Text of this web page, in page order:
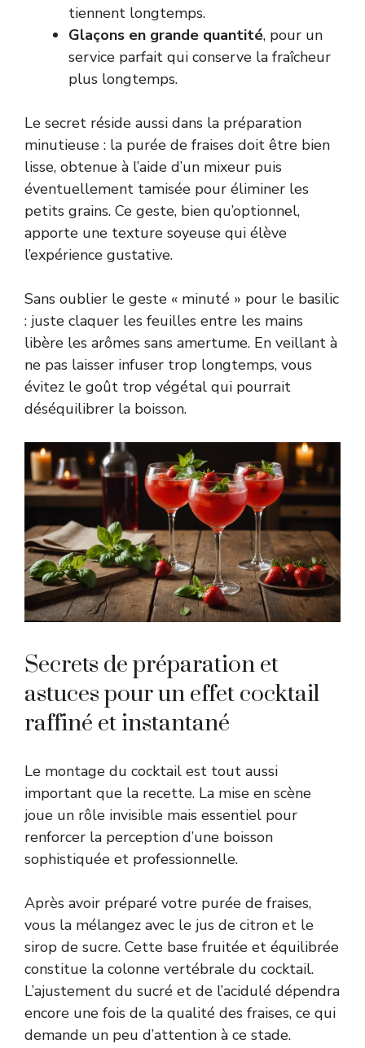
tiennent longtemps.
Glaçons en grande quantité, pour un
service parfait qui conserve la fraîcheur
plus longtemps.
Le secret réside aussi dans la préparation
minutieuse : la purée de fraises doit être bien
lisse, obtenue à l’aide d’un mixeur puis
éventuellement tamisée pour éliminer les
petits grains. Ce geste, bien qu’optionnel,
apporte une texture soyeuse qui élève
l’expérience gustative.
Sans oublier le geste « minuté » pour le basilic
: juste claquer les feuilles entre les mains
libère les arômes sans amertume. En veillant à
ne pas laisser infuser trop longtemps, vous
évitez le goût trop végétal qui pourrait
déséquilibrer la boisson.
Secrets de préparation et
astuces pour un effet cocktail
raffiné et instantané
Le montage du cocktail est tout aussi
important que la recette. La mise en scène
joue un rôle invisible mais essentiel pour
renforcer la perception d’une boisson
sophistiquée et professionnelle.
Après avoir préparé votre purée de fraises,
vous la mélangez avec le jus de citron et le
sirop de sucre. Cette base fruitée et équilibrée
constitue la colonne vertébrale du cocktail.
L’ajustement du sucré et de l’acidulé dépendra
encore une fois de la qualité des fraises, ce qui
demande un peu d’attention à ce stade.